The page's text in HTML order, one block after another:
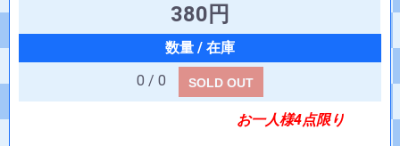
380円
0 / 0 SOLD OUT
お一人様4点限り